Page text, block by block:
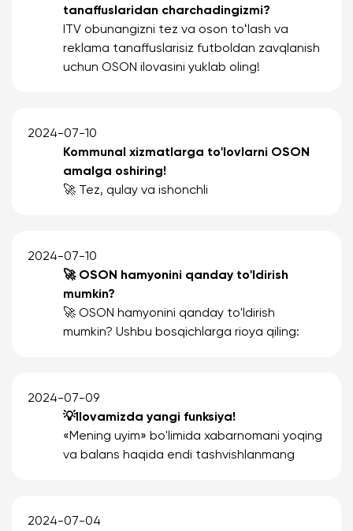
tanaffuslaridan charchadingizmi?
ITV obunangizni tez va oson toʻlash va
reklama tanaffuslarisiz futboldan zavqlanish
uchun OSON ilovasini yuklab oling!
2024-07-10
Kommunal xizmatlarga to'lovlarni OSON
amalga oshiring!
🚀 Tez, qulay va ishonchli
2024-07-10
🚀 OSON hamyonini qanday to'ldirish
mumkin?
🚀 OSON hamyonini qanday to'ldirish
mumkin? Ushbu bosqichlarga rioya qiling:
2024-07-09
💡Ilovamizda yangi funksiya!
«Mening uyim» bo'limida xabarnomani yoqing
va balans haqida endi tashvishlanmang
2024-07-04